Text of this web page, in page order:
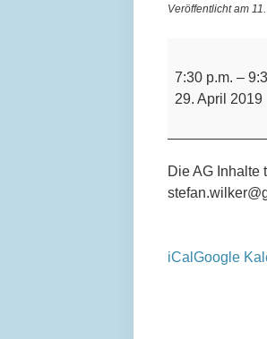
Veröffentlicht am
AG-
Inhalte
7:30 p.m. –
29. April 2019
Die AG Inhalte
iCal Google